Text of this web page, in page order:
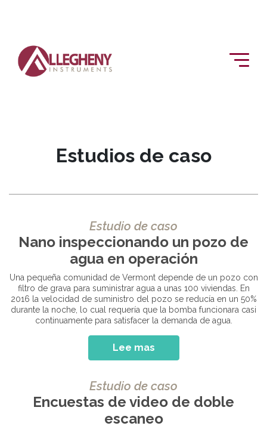
Estudios de caso
Estudio de caso
Nano inspeccionando un pozo de
agua en operación
Una pequeña comunidad de Vermont depende de un pozo con
filtro de grava para suministrar agua a unas 100 viviendas. En
2016 la velocidad de suministro del pozo se reducía en un 50%
durante la noche, lo cual requería que la bomba funcionara casi
continuamente para satisfacer la demanda de agua.
Lee mas
Estudio de caso
Encuestas de video de doble
escaneo